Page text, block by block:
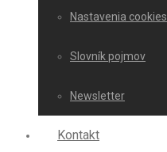
Nastavenia cookies
Slovník pojmov
Newsletter
Kontakt